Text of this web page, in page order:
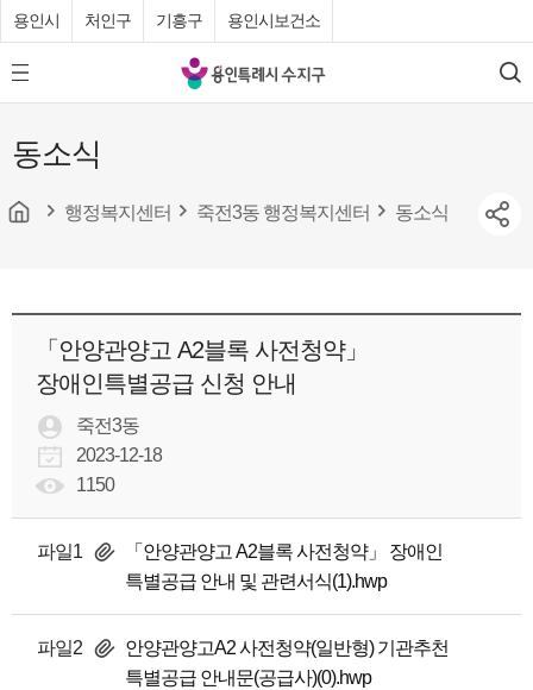
용인시 처인구 기흥구 용인시보건소
모
바
메
뉴
튼
용
인
수
청
검
색
동소식
행정복지센터 죽전3동 행정복지센터 동소식
「안양관양고 A2블록 사전청약」
장애인특별공급 신청 안내
죽전3동
2023-12-18
1150
파일1
「안양관양고 A2블록 사전청약」 장애인
특별공급 안내 및 관련서식(1).hwp
파일2
안양관양고A2 사전청약(일반형) 기관추천
특별공급 안내문(공급사)(0).hwp